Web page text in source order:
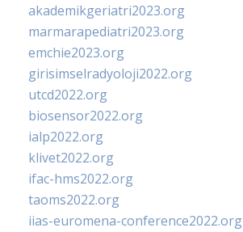
akademikgeriatri2023.org
marmarapediatri2023.org
emchie2023.org
girisimselradyoloji2022.org
utcd2022.org
biosensor2022.org
ialp2022.org
klivet2022.org
ifac-hms2022.org
taoms2022.org
iias-euromena-conference2022.org